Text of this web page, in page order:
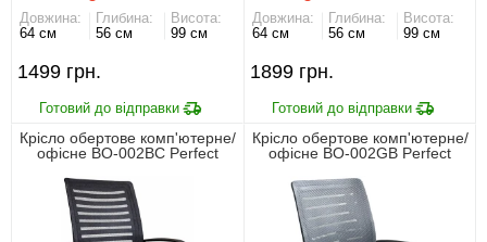
Довжина:
64 см
Глибина:
56 см
Висота:
99 см
1499
Довжина:
64 см
Глибина:
56 см
Висота:
99 см
1899
Крісло обертове комп'ютерне/
офісне BO-002BC Perfect
Крісло обертове комп'ютерне/
офісне BO-002GB Perfect